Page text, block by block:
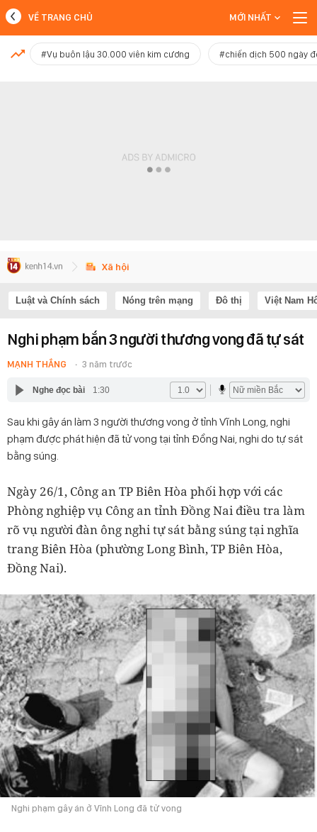
MỚI NHẤT
VỀ TRANG CHỦ MỚI NHẤT
#Vụ buôn lậu 30.000 viên kim cương #chiến dịch 500 ngày
Xã hội
Luật và Chính sách Nóng trên mạng Đô thị Việt Nam
Nghi phạm bắn 3 người thương vong đã tự sát
MẠNH THẮNG 3 năm trước
Nghe đọc bài 1:30
Sau khi gây án làm 3 người thương vong ở tỉnh Vĩnh Long, nghi
phạm được phát hiện đã tử vong tại tỉnh Đồng Nai, nghi do tự sát
bằng súng.
Ngày 26/1, Công an TP Biên Hòa phối hợp với các
Phòng nghiệp vụ Công an tỉnh Đồng Nai điều tra làm
rõ vụ người đàn ông nghi tự sát bằng súng tại nghĩa
trang Biên Hòa (phường Long Bình, TP Biên Hòa,
Đồng Nai).
Nghi phạm gây án ở Vĩnh Long đã tử vong